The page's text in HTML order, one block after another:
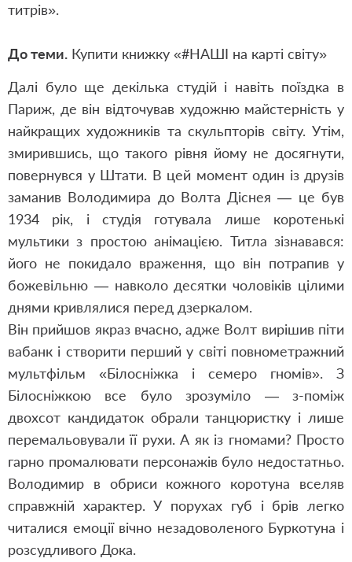
титрів».
До теми. Купити книжку «#НАШІ на карті світу»
Далі було ще декілька студій і навіть поїздка в
Париж, де він відточував художню майстерність у
найкращих художників та скульпторів світу. Утім,
змирившись, що такого рівня йому не досягнути,
повернувся у Штати. В цей момент один із друзів
заманив Володимира до Волта Діснея — це був
1934 рік, і студія готувала лише коротенькі
мультики з простою анімацією. Титла зізнавався:
його не покидало враження, що він потрапив у
божевільню — навколо десятки чоловіків цілими
днями кривлялися перед дзеркалом.
Він прийшов якраз вчасно, адже Волт вирішив піти
вабанк і створити перший у світі повнометражний
мультфільм «Білосніжка і семеро гномів». З
Білосніжкою все було зрозуміло — з-поміж
двохсот кандидаток обрали танцюристку і лише
перемальовували її рухи. А як із гномами? Просто
гарно промалювати персонажів було недостатньо.
Володимир в обриси кожного коротуна вселяв
справжній характер. У порухах губ і брів легко
читалися емоції вічно незадоволеного Буркотуна і
розсудливого Дока.